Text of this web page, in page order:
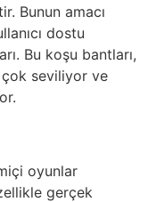
Bunun amacı
dostu
Bu koşu bantları,
çok seviliyor ve
oyunlar
gerçek